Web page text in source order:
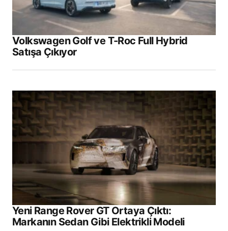
Volkswagen Golf ve T-Roc Full Hybrid
Satışa Çıkıyor
Yeni Range Rover GT Ortaya Çıktı:
Markanın Sedan Gibi Elektrikli Modeli